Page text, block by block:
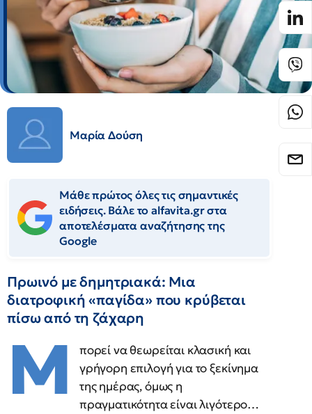
Μαρία Δούση
Μάθε πρώτος όλες τις σημαντικές
ειδήσεις. Βάλε το alfavita.gr στα
αποτελέσματα αναζήτησης της
Google
Πρωινό με δημητριακά: Μια
διατροφική «παγίδα» που κρύβεται
πίσω από τη ζάχαρη
Μ
πορεί να θεωρείται κλασική και
γρήγορη επιλογή για το ξεκίνημα
της ημέρας, όμως η
πραγματικότητα είναι λιγότερο…